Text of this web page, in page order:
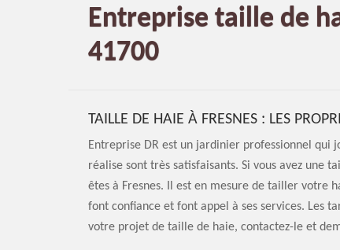
Entreprise taille de
41700
TAILLE DE HAIE À FRESNES : LES
Entreprise DR est un jardinier professionnel qui
réalise sont très satisfaisants. Si vous avez une
êtes à Fresnes. Il est en mesure de tailler votre
font confiance et font appel à ses services. Les
votre projet de taille de haie, contactez-le et